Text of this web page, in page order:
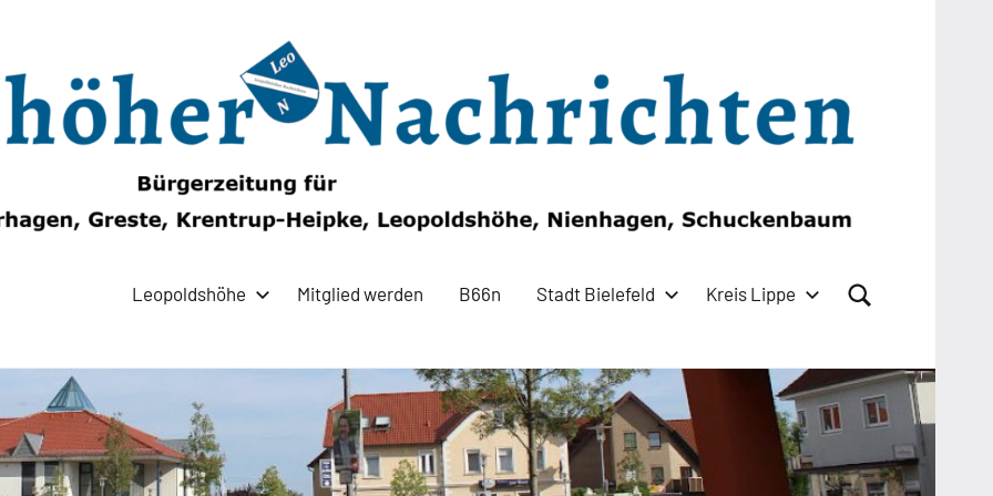
Leopoldshöhe Mitglied werden B66n Stadt Bielefeld Kreis Lippe